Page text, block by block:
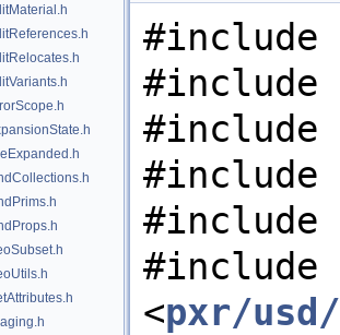
#include
#include
#include
#include
#include
#include
<pxr/